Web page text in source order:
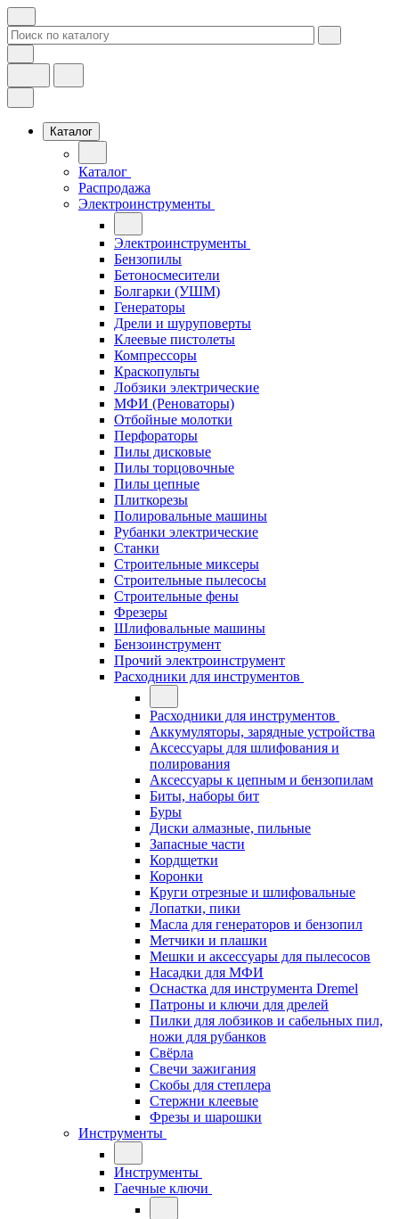
Каталог
Каталог
Распродажа
Электроинструменты
Электроинструменты
Бензопилы
Бетоносмесители
Болгарки (УШМ)
Генераторы
Дрели и шуруповерты
Клеевые пистолеты
Компрессоры
Краскопульты
Лобзики электрические
МФИ (Реноваторы)
Отбойные молотки
Перфораторы
Пилы дисковые
Пилы торцовочные
Пилы цепные
Плиткорезы
Полировальные машины
Рубанки электрические
Станки
Строительные миксеры
Строительные пылесосы
Строительные фены
Фрезеры
Шлифовальные машины
Бензоинструмент
Прочий электроинструмент
Расходники для инструментов
Расходники для инструментов
Аккумуляторы, зарядные устройства
Аксессуары для шлифования и
полирования
Аксессуары к цепным и бензопилам
Биты, наборы бит
Буры
Диски алмазные, пильные
Запасные части
Кордщетки
Коронки
Круги отрезные и шлифовальные
Лопатки, пики
Масла для генераторов и бензопил
Метчики и плашки
Мешки и аксессуары для пылесосов
Насадки для МФИ
Оснастка для инструмента Dremel
Патроны и ключи для дрелей
Пилки для лобзиков и сабельных пил,
ножи для рубанков
Свёрла
Свечи зажигания
Скобы для степлера
Стержни клеевые
Фрезы и шарошки
Инструменты
Инструменты
Гаечные ключи